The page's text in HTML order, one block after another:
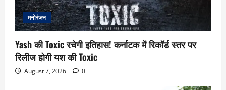
मनोरंजन
Yash की Toxic रचेगी इतिहास! कर्नाटक में रिकॉर्ड स्तर पर
रिलीज होगी यश की Toxic
August 7, 2026 0